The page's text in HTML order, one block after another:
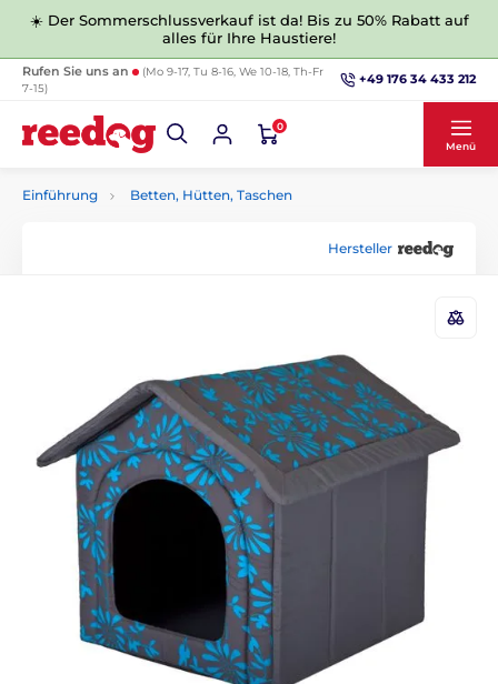
☀️ Der Sommerschlussverkauf ist da! Bis zu 50% Rabatt auf
alles für Ihre Haustiere!
Rufen Sie uns an
(Mo 9-17, Tu 8-16, We 10-18, Th-Fr
7-15)
+49 176 34 433 212
0
Menü
Einführung Betten, Hütten, Taschen
Hersteller